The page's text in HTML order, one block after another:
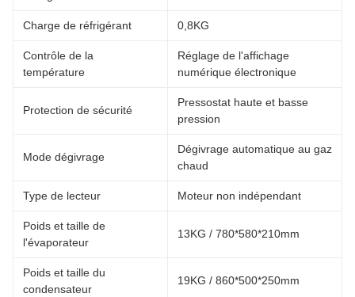
Charge de réfrigérant 0,8KG
Contrôle de la
température
Réglage de l'affichage
numérique électronique
Protection de sécurité
Pressostat haute et basse
pression
Mode dégivrage
Dégivrage automatique au gaz
chaud
Type de lecteur Moteur non indépendant
Poids et taille de
l'évaporateur
13KG / 780*580*210mm
Poids et taille du
condensateur
19KG / 860*500*250mm